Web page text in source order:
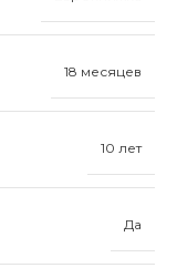
18 месяцев
10 лет
Да